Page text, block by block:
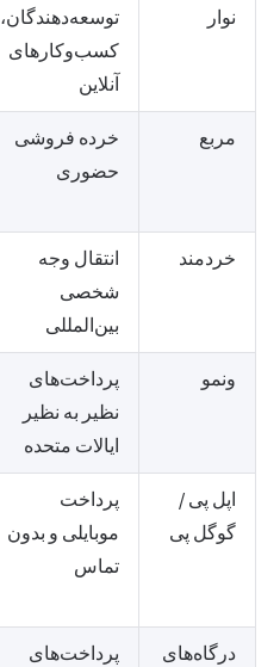
نوار
توسعه‌دهندگان،
کسب‌وکارهای
آنلاین
مربع
خرده فروشی
حضوری
خردمند
انتقال وجه
شخصی
بین‌المللی
ونمو
پرداخت‌های
نظیر به نظیر
ایالات متحده
اپل پی /
گوگل پی
پرداخت
موبایلی و بدون
تماس
درگاه‌های
پرداخت‌های